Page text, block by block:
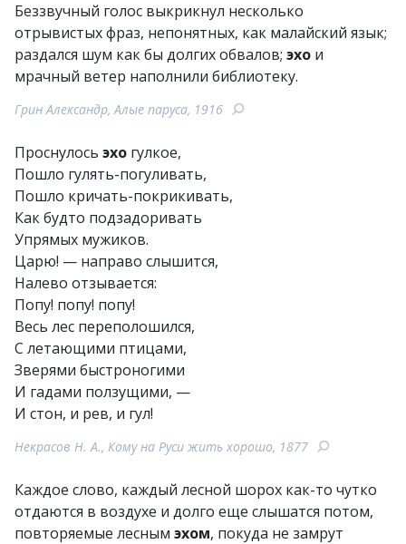
Беззвучный голос выкрикнул несколько
отрывистых фраз, непонятных, как малайский язык;
раздался шум как бы долгих обвалов; эхо и
мрачный ветер наполнили библиотеку.
Грин Александр, Алые паруса, 1916
Проснулось эхо гулкое,
Пошло гулять-погуливать,
Пошло кричать-покрикивать,
Как будто подзадоривать
Упрямых мужиков.
Царю! — направо слышится,
Налево отзывается:
Попу! попу! попу!
Весь лес переполошился,
С летающими птицами,
Зверями быстроногими
И гадами ползущими, —
И стон, и рев, и гул!
Некрасов Н. А., Кому на Руси жить хорошо, 1877
Каждое слово, каждый лесной шорох как-то чутко
отдаются в воздухе и долго еще слышатся потом,
повторяемые лесным эхом, покуда не замрут